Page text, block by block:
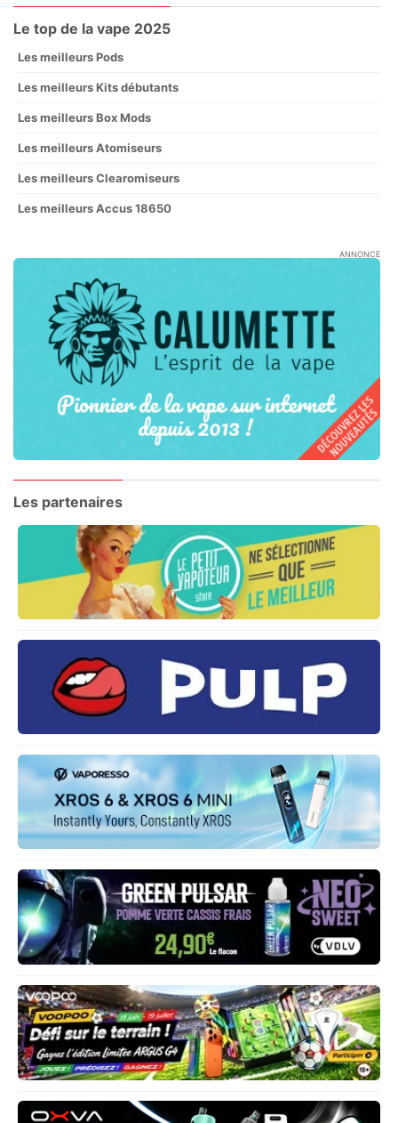
Le top de la vape 2025
Les meilleurs Pods
Les meilleurs Kits débutants
Les meilleurs Box Mods
Les meilleurs Atomiseurs
Les meilleurs Clearomiseurs
Les meilleurs Accus 18650
ANNONCE
Les partenaires